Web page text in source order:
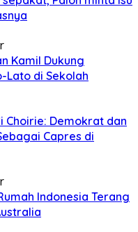
Kamil Dukung
Lato di Sekolah
Choirie: Demokrat dan
Capres di
Indonesia Terang